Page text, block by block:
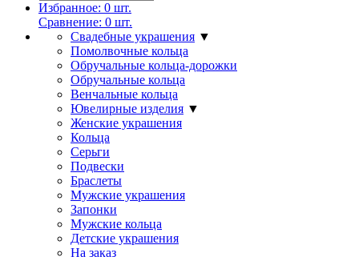
Избранное: 0 шт.
Сравнение: 0 шт.
Свадебные украшения ▼
Помолвочные кольца
Обручальные кольца-дорожки
Обручальные кольца
Венчальные кольца
Ювелирные изделия ▼
Женские украшения
Кольца
Серьги
Подвески
Браслеты
Мужские украшения
Запонки
Мужские кольца
Детские украшения
На заказ